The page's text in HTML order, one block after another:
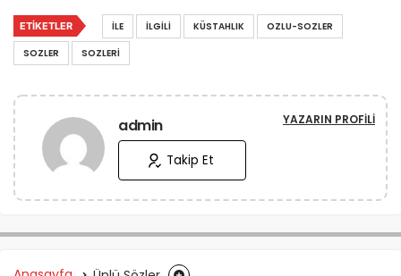
ETIKETLER İLE İLGILI KÜSTAHLIK
OZLU-SOZLER
SOZLER
SOZLERI
admin YAZARIN PROFILI
Takip Et